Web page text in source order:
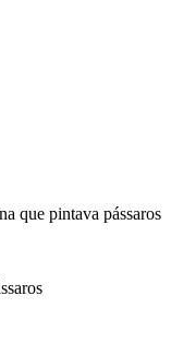
que pintava pássaros